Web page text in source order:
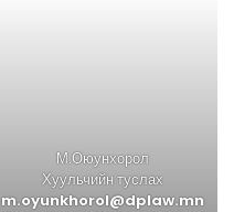
М.Оюунхорол
Хуульчийн туслах
m.oyunkhorol@dplaw.mn